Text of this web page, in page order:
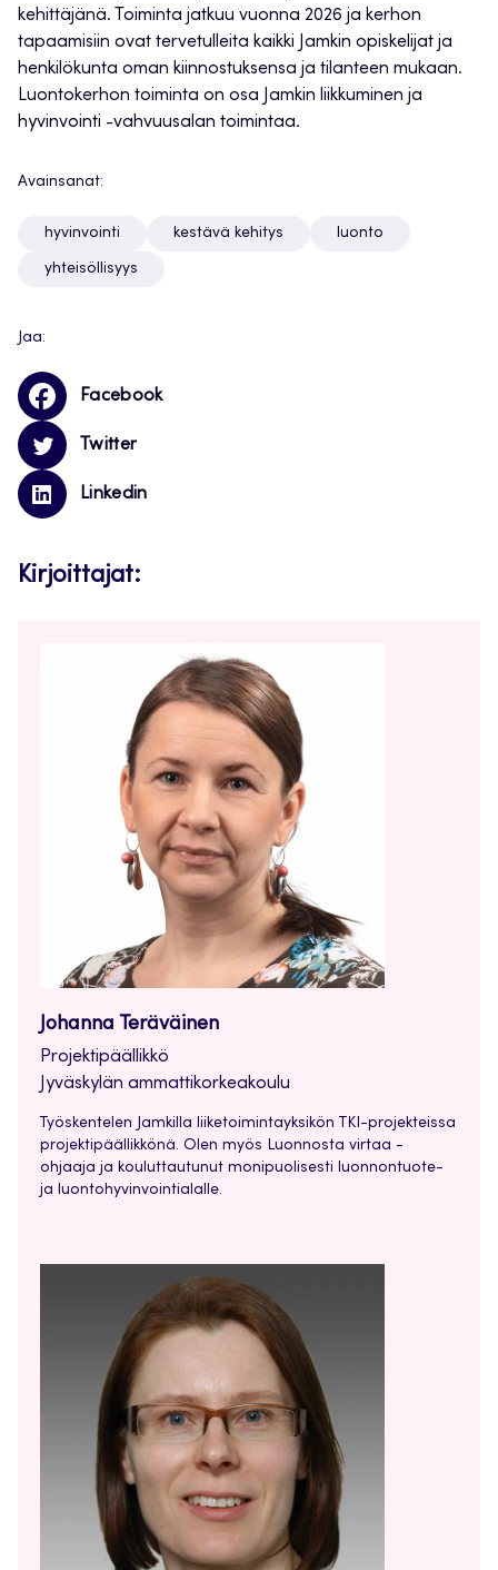
kehittäjänä. Toiminta jatkuu vuonna 2026 ja kerhon
tapaamisiin ovat tervetulleita kaikki Jamkin opiskelijat ja
henkilökunta oman kiinnostuksensa ja tilanteen mukaan.
Luontokerhon toiminta on osa Jamkin liikkuminen ja
hyvinvointi -vahvuusalan toimintaa.
Avainsanat:
hyvinvointi kestävä kehitys luonto
yhteisöllisyys
Jaa:
Facebook
Twitter
Linkedin
Kirjoittajat:
Johanna Teräväinen
Projektipäällikkö
Jyväskylän ammattikorkeakoulu
Työskentelen Jamkilla liiketoimintayksikön TKI-projekteissa
projektipäällikkönä. Olen myös Luonnosta virtaa -
ohjaaja ja kouluttautunut monipuolisesti luonnontuote-
ja luontohyvinvointialalle.